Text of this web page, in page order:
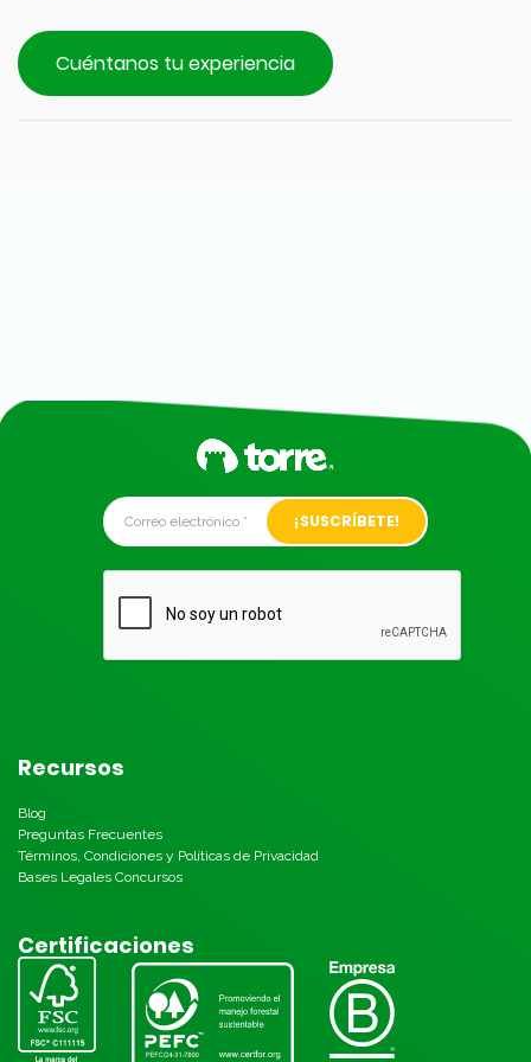
Cuéntanos tu experiencia
Alternative:
Recursos
Blog
Preguntas Frecuentes
Términos, Condiciones y Políticas de Privacidad
Bases Legales Concursos
Certificaciones